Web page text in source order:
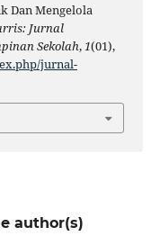
Dan Mengelola
Jurnal
Sekolah,1(01),
jurnal-
author(s)